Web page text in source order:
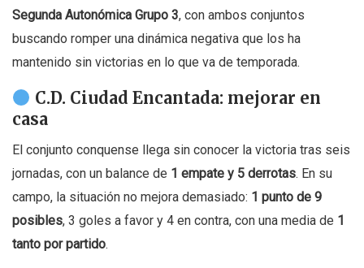
Segunda Autonómica Grupo 3, con ambos conjuntos
buscando romper una dinámica negativa que los ha
mantenido sin victorias en lo que va de temporada.
C.D. Ciudad Encantada: mejorar en
casa
El conjunto conquense llega sin conocer la victoria tras seis
jornadas, con un balance de 1 empate y 5 derrotas. En su
campo, la situación no mejora demasiado: 1 punto de 9
posibles, 3 goles a favor y 4 en contra, con una media de 1
tanto por partido.